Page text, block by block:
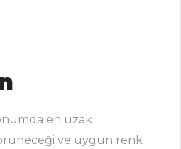
en uzak
ve uygun renk